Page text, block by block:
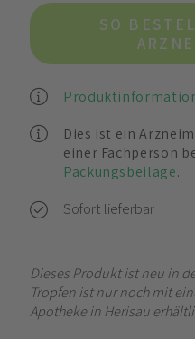
SO
Dies ist ein
einer Fachperson
Packungsbeilage.
Sofort lieferbar
Dieses Produkt ist neu in
Tropfen ist nur noch mit
Apotheke in Herisau